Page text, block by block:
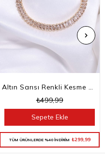
Altın Sarısı Renkli Kesme Baget Taşlı Su Yolu Bileklik
₺499,99
TÜM ÜRÜNLERDE %40 İNDİRİM ₺299,99
Sepete Ekle